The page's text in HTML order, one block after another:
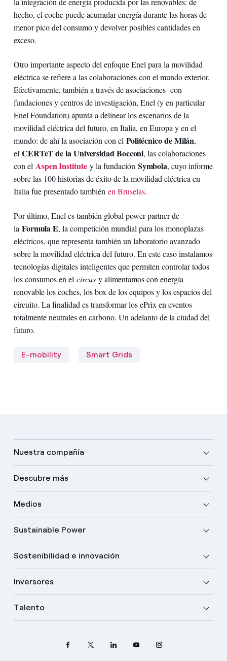
hecho, el coche puede acumular energía durante las horas de
menor pico del consumo y devolver posibles cantidades en
exceso.
Otro importante aspecto del enfoque Enel para la movilidad
eléctrica se refiere a las colaboraciones con el mundo exterior.
Efectivamente, también a través de asociaciones con
fundaciones y centros de investigación, Enel (y en particular
Enel Foundation) apunta a delinear los escenarios de la
movilidad eléctrica del futuro, en Italia, en Europa y en el
mundo: de ahí la asociación con el Politécnico de Milán,
el CERTeT de la Universidad Bocconi, las colaboraciones
con el Aspen Institutey la fundación Symbola, cuyo informe
sobre las 100 historias de éxito de la movilidad eléctrica en
Italia fue presentado también en Bruselas.
Por último, Enel es también global power partner de
la Formula E, la competición mundial para los monoplazas
eléctricos, que representa también un laboratorio avanzado
sobre la movilidad eléctrica del futuro. En este caso instalamos
tecnologías digitales inteligentes que permiten controlar todos
los consumos en el circus y alimentamos con energía
renovable los coches, los box de los equipos y los espacios del
circuito. La finalidad es transformar los ePrix en eventos
totalmente neutrales en carbono. Un adelanto de la ciudad del
futuro.
E-mobility Smart Grids
Nuestra compañía
Descubre más
Medios
Sustainable Power
Sostenibilidad e innovación
Inversores
Talento